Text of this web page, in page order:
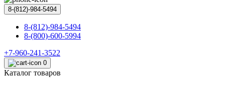
8-(812)-984-5494
8-(812)-984-5494
8-(800)-600-5994
+7-960-241-3522
0
Каталог товаров